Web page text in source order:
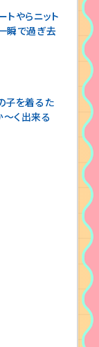
やらニット
瞬で過ぎ去
子を着るた
く出来る